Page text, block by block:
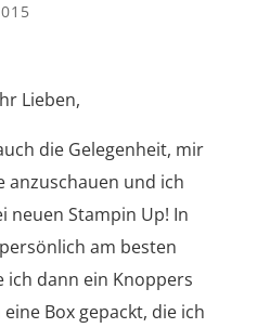
Lieben,
die Gelegenheit, mir
anzuschauen und ich
neuen Stampin Up! In
am besten
ich dann ein Knoppers
Box gepackt, die ich